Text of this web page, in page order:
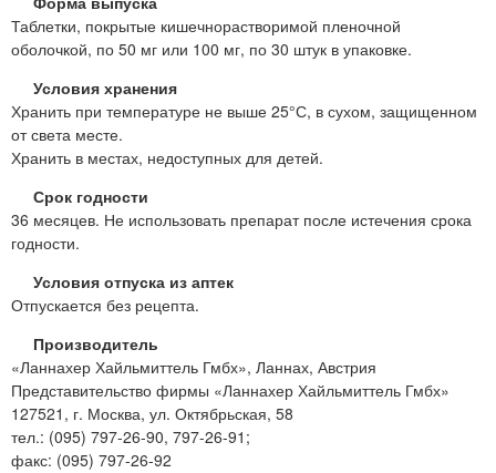
Таблетки, покрытые кишечнорастворимой пленочной
оболочкой, по 50 мг или 100 мг, по 30 штук в упаковке.
Условия хранения
Хранить при температуре не выше 25°С, в сухом, защищенном
от света месте.
Хранить в местах, недоступных для детей.
Срок годности
36 месяцев. Не использовать препарат после истечения срока
годности.
Условия отпуска из аптек
Отпускается без рецепта.
Производитель
«Ланнахер Хайльмиттель Гмбх», Ланнах, Австрия
Представительство фирмы «Ланнахер Хайльмиттель Гмбх»
127521, г. Москва, ул. Октябрьская, 58
тел.: (095) 797-26-90, 797-26-91;
факс: (095) 797-26-92